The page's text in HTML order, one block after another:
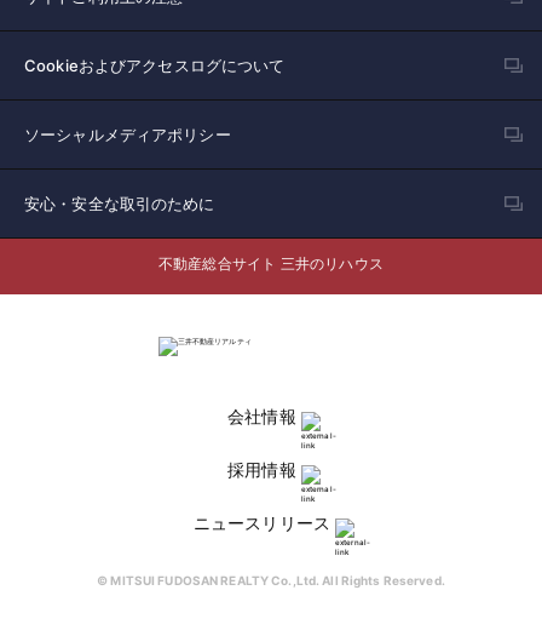
Cookieおよびアクセスログについて
ソーシャルメディアポリシー
安心・安全な取引のために
不動産総合サイト 三井のリハウス
会社情報
採用情報
ニュースリリース
© MITSUI FUDOSAN REALTY Co.,Ltd. All Rights Reserved.